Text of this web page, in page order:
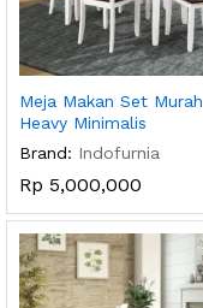
Meja Makan Set Murah
Heavy Minimalis
Brand: Indofurnia
Rp 5,000,000